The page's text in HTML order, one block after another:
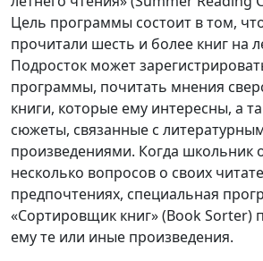
Цель программы состоит в том,
прочитали шесть и более книг на
Подросток может
программы, почитать мнения
книги, которые ему интересны, а
сюжеты, связанные с
произведениями. Когда школьник
несколько вопросов о своих
предпочтениях, специальная
«Сортировщик книг» (Book Sorter)
ему те или иные произведения.